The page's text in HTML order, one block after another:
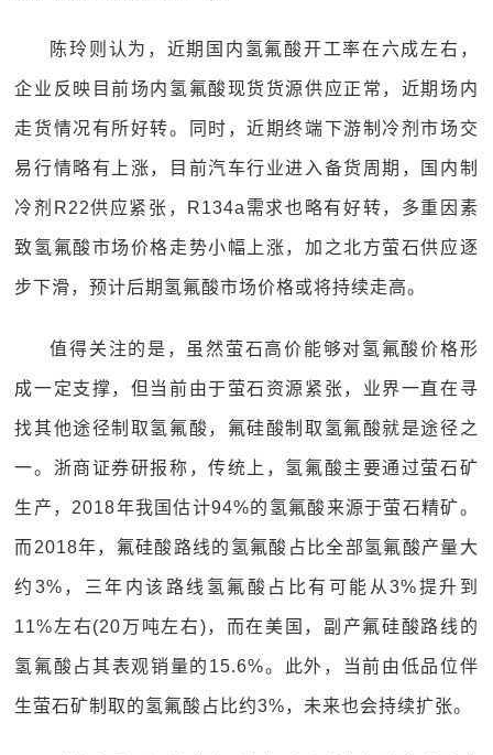
陈玲则认为，近期国内氢氟酸开工率在六成左右，
企业反映目前场内氢氟酸现货货源供应正常，近期场内
走货情况有所好转。同时，近期终端下游制冷剂市场交
易行情略有上涨，目前汽车行业进入备货周期，国内制
冷剂R22供应紧张，R134a需求也略有好转，多重因素
致氢氟酸市场价格走势小幅上涨，加之北方萤石供应逐
步下滑，预计后期氢氟酸市场价格或将持续走高。
值得关注的是，虽然萤石高价能够对氢氟酸价格形
成一定支撑，但当前由于萤石资源紧张，业界一直在寻
找其他途径制取氢氟酸，氟硅酸制取氢氟酸就是途径之
一。浙商证券研报称，传统上，氢氟酸主要通过萤石矿
生产，2018年我国估计94%的氢氟酸来源于萤石精矿。
而2018年，氟硅酸路线的氢氟酸占比全部氢氟酸产量大
约3%，三年内该路线氢氟酸占比有可能从3%提升到
11%左右(20万吨左右)，而在美国，副产氟硅酸路线的
氢氟酸占其表观销量的15.6%。此外，当前由低品位伴
生萤石矿制取的氢氟酸占比约3%，未来也会持续扩张。